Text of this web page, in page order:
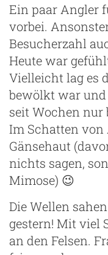
Ein paar Angler
vorbei.
Besucherzahl
Heute war
Vielleicht lag es
bewölkt war und
seit Wochen nur
Im Schatten
Gänsehaut
nichts sagen,
Mimose) 😉
Die Wellen
gestern! Mit viel
an den Felsen.